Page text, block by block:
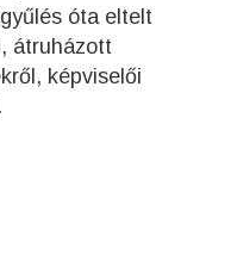
óta eltelt
átruházott
képviselői